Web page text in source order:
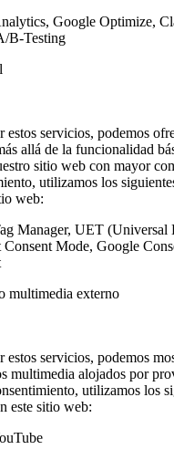
Google Optimize,
B-Testing
estos servicios, podemos
allá de la funcionalidad
sitio web con mayor
utilizamos los
web:
Manager, UET (Universal
Mode, Google
multimedia externo
estos servicios, podemos
multimedia alojados por
utilizamos los
este sitio web: